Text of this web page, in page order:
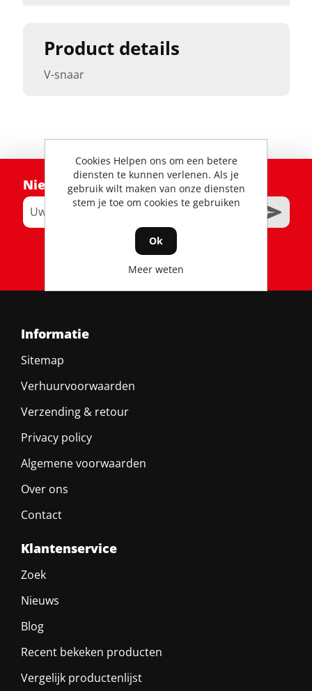
Product details
V-snaar
Nieuwsbrief
RSS
Informatie
Sitemap
Verhuurvoorwaarden
Verzending & retour
Privacy policy
Algemene voorwaarden
Over ons
Contact
Klantenservice
Zoek
Nieuws
Blog
Recent bekeken producten
Vergelijk productenlijst
Cookies Helpen ons om een betere
diensten te kunnen verlenen. Als je
gebruik wilt maken van onze diensten
stem je toe om cookies te gebruiken
Ok
Meer weten